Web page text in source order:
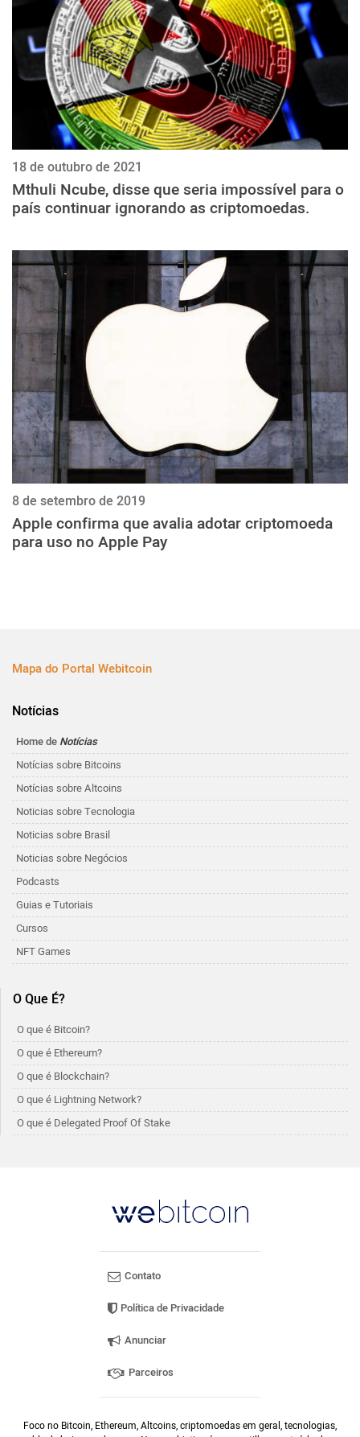
18 de outubro de 2021
Mthuli Ncube, disse que seria impossível para o
país continuar ignorando as criptomoedas.
8 de setembro de 2019
Apple confirma que avalia adotar criptomoeda
para uso no Apple Pay
Mapa do Portal Webitcoin
Notícias
Home de Notícias
Notícias sobre Bitcoins
Notícias sobre Altcoins
Noticias sobre Tecnologia
Noticias sobre Brasil
Noticias sobre Negócios
Podcasts
Guias e Tutoriais
Cursos
NFT Games
O Que É?
O que é Bitcoin?
O que é Ethereum?
O que é Blockchain?
O que é Lightning Network?
O que é Delegated Proof Of Stake
Contato
Política de Privacidade
Anunciar
Parceiros
Foco no Bitcoin, Ethereum, Altcoins, criptomoedas em geral, tecnologias,